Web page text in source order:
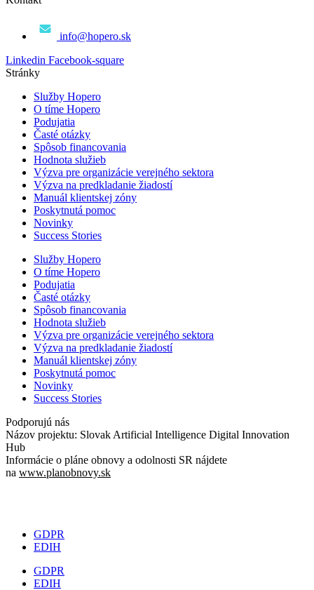
info@hopero.sk
Linkedin Facebook-square
Stránky
Služby Hopero
O tíme Hopero
Podujatia
Časté otázky
Spôsob financovania
Hodnota služieb
Výzva pre organizácie verejného sektora
Výzva na predkladanie žiadostí
Manuál klientskej zóny
Poskytnutá pomoc
Novinky
Success Stories
Služby Hopero
O tíme Hopero
Podujatia
Časté otázky
Spôsob financovania
Hodnota služieb
Výzva pre organizácie verejného sektora
Výzva na predkladanie žiadostí
Manuál klientskej zóny
Poskytnutá pomoc
Novinky
Success Stories
Podporujú nás
Názov projektu: Slovak Artificial Intelligence Digital Innovation
Hub
Informácie o pláne obnovy a odolnosti SR nájdete
na www.planobnovy.sk
GDPR
EDIH
GDPR
EDIH